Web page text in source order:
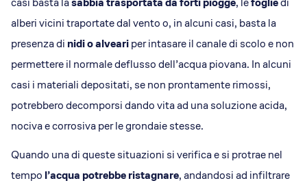
alberi vicini traportate dal vento o, in alcuni casi, basta la
presenza di nidi o alveariper intasare il canale di scolo e non
permettere il normale deflusso dell’acqua piovana. In alcuni
casi i materiali depositati, se non prontamente rimossi,
potrebbero decomporsi dando vita ad una soluzione acida,
nociva e corrosiva per le grondaie stesse.
Quando una di queste situazioni si verifica e si protrae nel
tempo l’acqua potrebbe ristagnare, andandosi ad infiltrare